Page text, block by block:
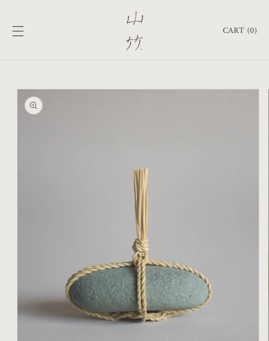
CART (0)
物
略過產
品資訊